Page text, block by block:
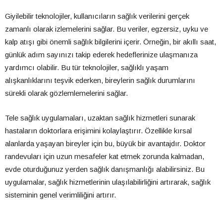
Giyilebilir teknolojiler, kullanıcıların sağlık verilerini gerçek
zamanlı olarak izlemelerini sağlar. Bu veriler, egzersiz, uyku ve
kalp atışı gibi önemli sağlık bilgilerini içerir. Örneğin, bir akıllı saat,
günlük adım sayınızı takip ederek hedeflerinize ulaşmanıza
yardımcı olabilir. Bu tür teknolojiler, sağlıklı yaşam
alışkanlıklarını teşvik ederken, bireylerin sağlık durumlarını
sürekli olarak gözlemlemelerini sağlar.
Tele sağlık uygulamaları, uzaktan sağlık hizmetleri sunarak
hastaların doktorlara erişimini kolaylaştırır. Özellikle kırsal
alanlarda yaşayan bireyler için bu, büyük bir avantajdır. Doktor
randevuları için uzun mesafeler kat etmek zorunda kalmadan,
evde oturduğunuz yerden sağlık danışmanlığı alabilirsiniz. Bu
uygulamalar, sağlık hizmetlerinin ulaşılabilirliğini artırarak, sağlık
sisteminin genel verimliliğini artırır.